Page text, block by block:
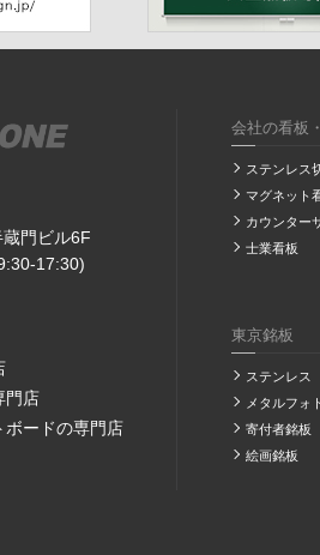
門ビル6F
17:30)
門店
ボードの専門店
会社の看板
ステンレス
マグネット
カウンター
士業看板
東京銘板
ステンレス
メタルフォ
寄付者銘板
絵画銘板